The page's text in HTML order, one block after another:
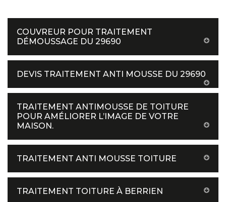
COUVREUR POUR TRAITEMENT
DÉMOUSSAGE DU 29690
DEVIS TRAITEMENT ANTI MOUSSE DU 29690
TRAITEMENT ANTIMOUSSE DE TOITURE
POUR AMÉLIORER L’IMAGE DE VOTRE
MAISON.
TRAITEMENT ANTI MOUSSE TOITURE
TRAITEMENT TOITURE À BERRIEN